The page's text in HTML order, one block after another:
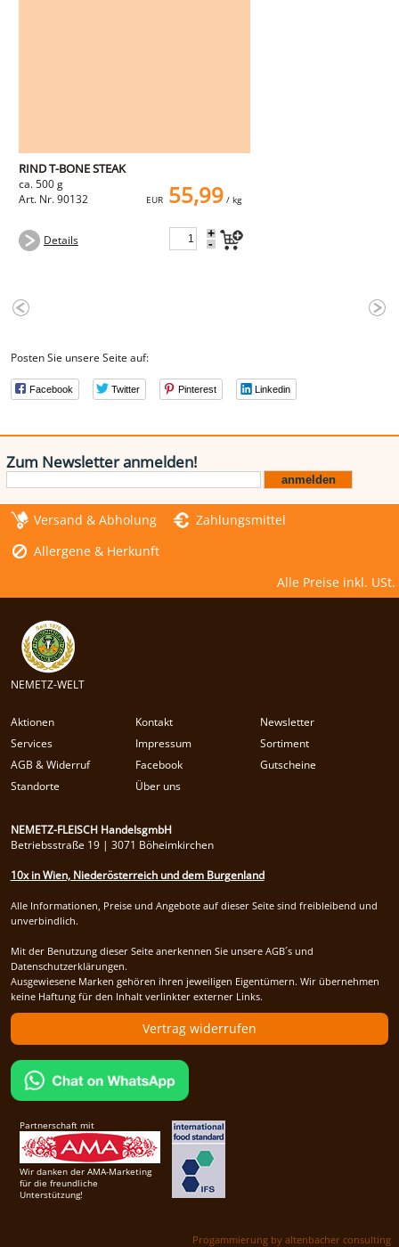
RIND T-BONE STEAK
ca. 500 g
Art. Nr. 90132
EUR 55,99/ kg
Details +
-
Posten Sie unsere Seite auf:
Facebook Twitter Pinterest Linkedin
Zum Newsletter anmelden!
Versand & Abholung
Zahlungsmittel
Allergene & Herkunft
Alle Preise inkl. USt.
NEMETZ-WELT
Aktionen Kontakt
Newsletter
Services
Impressum
Sortiment
AGB & Widerruf
Facebook
Gutscheine
Standorte
Über uns
NEMETZ-FLEISCH HandelsgmbH
Betriebsstraße 19 | 3071 Böheimkirchen
10x in Wien, Niederösterreich und dem Burgenland
Alle Informationen, Preise und Angebote auf dieser Seite sind freibleibend und
unverbindlich.
Mit der Benutzung dieser Seite anerkennen Sie unsere AGB´s und
Datenschutzerklärungen.
Ausgewiesene Marken gehören ihren jeweiligen Eigentümern. Wir übernehmen
keine Haftung für den Inhalt verlinkter externer Links.
Vertrag widerrufen
Partnerschaft mit
Wir danken der AMA-Marketing
für die freundliche
Unterstützung!
Progammierung by altenbacher consulting